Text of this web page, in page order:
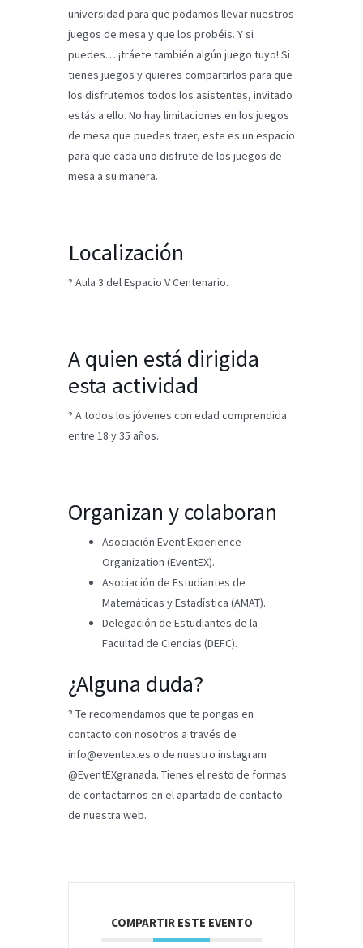
universidad para que podamos llevar nuestros
juegos de mesa y que los probéis. Y si
puedes… ¡tráete también algún juego tuyo! Si
tienes juegos y quieres compartirlos para que
los disfrutemos todos los asistentes, invitado
estás a ello. No hay limitaciones en los juegos
de mesa que puedes traer, este es un espacio
para que cada uno disfrute de los juegos de
mesa a su manera.
Localización
? Aula 3 del Espacio V Centenario.
A quien está dirigida
esta actividad
? A todos los jóvenes con edad comprendida
entre 18 y 35 años.
Organizan y colaboran
Asociación Event Experience
Organization (EventEX).
Asociación de Estudiantes de
Matemáticas y Estadística (AMAT).
Delegación de Estudiantes de la
Facultad de Ciencias (DEFC).
¿Alguna duda?
? Te recomendamos que te pongas en
contacto con nosotros a través de
info@eventex.es o de nuestro instagram
@EventEXgranada. Tienes el resto de formas
de contactarnos en el apartado de contacto
de nuestra web.
COMPARTIR ESTE EVENTO